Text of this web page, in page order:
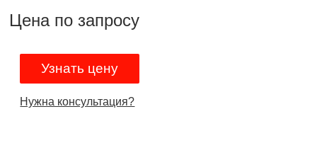
Цена по запросу
Узнать цену
Нужна консультация?